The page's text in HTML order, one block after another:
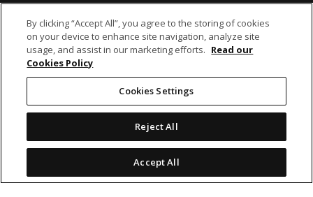
BANKING
NON-BANKING
OTHER INVESTMENTS
By clicking “Accept All”, you agree to the storing of cookies
on your device to enhance site navigation, analyze site
usage, and assist in our marketing efforts. Read our
Cookies Policy
Cookies Settings
Reject All
Accept All